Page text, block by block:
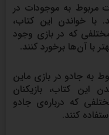
مربوط به موجودات در
خواندن این کتاب،
مختلفی که در بازی وجود
با آن‌ها برخورد کنند.
به جادو در بازی ماین
این کتاب، بازیکنان
که درباره‌ی جادو
کنند.